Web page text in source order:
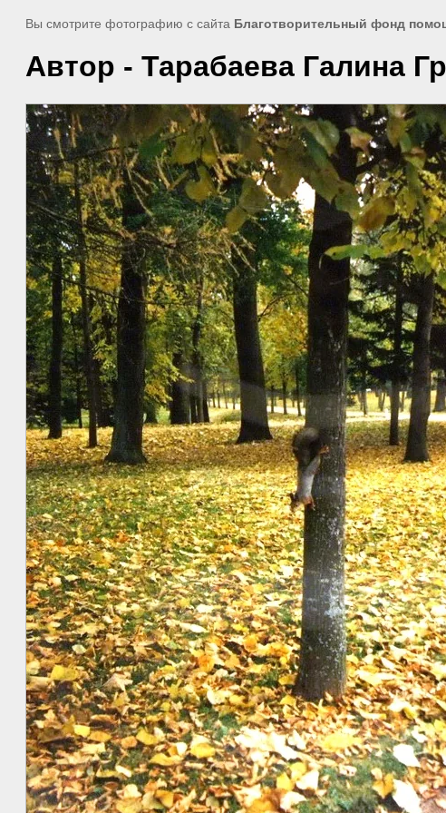
Вы смотрите фотографию с сайта Благотворительный фонд
Автор - Тарабаева Галина